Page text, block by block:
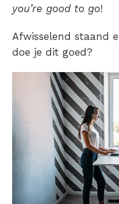
you’re good to go!
Afwisselend staand
doe je dit goed?